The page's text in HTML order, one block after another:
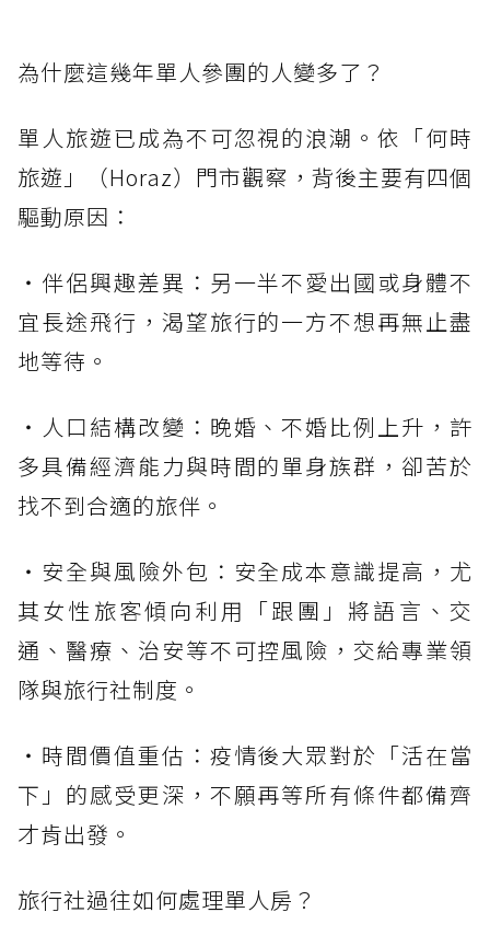
為什麼這幾年單人參團的人變多了？
單人旅遊已成為不可忽視的浪潮。依「何時
旅遊」（Horaz）門市觀察，背後主要有四個
驅動原因：
・伴侶興趣差異：另一半不愛出國或身體不
宜長途飛行，渴望旅行的一方不想再無止盡
地等待。
・人口結構改變：晚婚、不婚比例上升，許
多具備經濟能力與時間的單身族群，卻苦於
找不到合適的旅伴。
・安全與風險外包：安全成本意識提高，尤
其女性旅客傾向利用「跟團」將語言、交
通、醫療、治安等不可控風險，交給專業領
隊與旅行社制度。
・時間價值重估：疫情後大眾對於「活在當
下」的感受更深，不願再等所有條件都備齊
才肯出發。
旅行社過往如何處理單人房？